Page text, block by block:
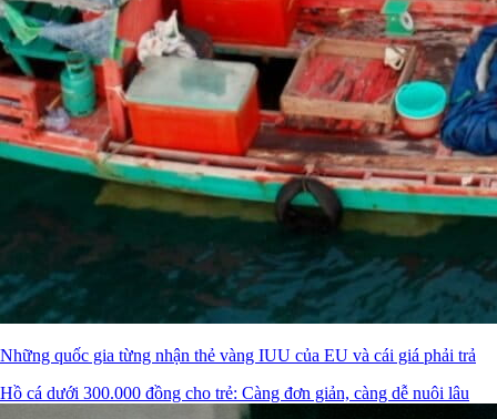
Những quốc gia từng nhận thẻ vàng IUU của EU và cái giá phải trả
Hồ cá dưới 300.000 đồng cho trẻ: Càng đơn giản, càng dễ nuôi lâu